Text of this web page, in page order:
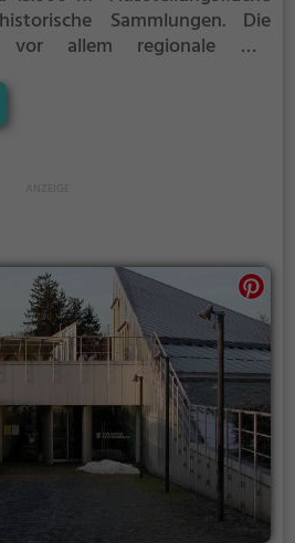
Sammlungen. Die
vor allem regionale wie
Beginn an nicht nur einen
breite Schichten der
sich die volkskundliche
Krippen­sammlung.